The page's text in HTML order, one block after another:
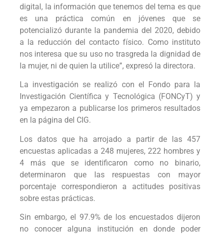
digital, la información que tenemos del tema es que
es una práctica común en jóvenes que se
potencializó durante la pandemia del 2020, debido
a la reducción del contacto físico. Como instituto
nos interesa que su uso no trasgreda la dignidad de
la mujer, ni de quien la utilice”, expresó la directora.
La investigación se realizó con el Fondo para la
Investigación Científica y Tecnológica (FONCyT) y
ya empezaron a publicarse los primeros resultados
en la página del CIG.
Los datos que ha arrojado a partir de las 457
encuestas aplicadas a 248 mujeres, 222 hombres y
4 más que se identificaron como no binario,
determinaron que las respuestas con mayor
porcentaje correspondieron a actitudes positivas
sobre estas prácticas.
Sin embargo, el 97.9% de los encuestados dijeron
no conocer alguna institución en donde poder